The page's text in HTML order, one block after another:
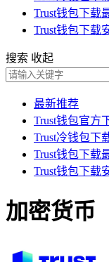
Trust钱包下载
Trust钱包下载
搜索 收起
最新推荐
Trust钱包官方
Trust冷钱包下
Trust钱包下载
Trust钱包下载
加密货币